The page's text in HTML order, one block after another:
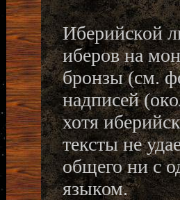
Иберийской
иберов на
бронзы (см.
надписей
хотя
тексты не
общего ни с
языком.